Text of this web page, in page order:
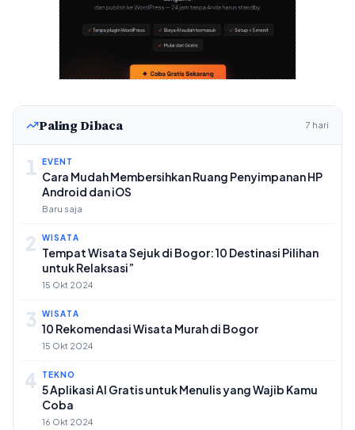
Paling Dibaca 7 hari
1 EVENT
Cara Mudah Membersihkan Ruang Penyimpanan HP
Android dan iOS
Baru saja
2 WISATA
Tempat Wisata Sejuk di Bogor: 10 Destinasi Pilihan
untuk Relaksasi”
15 Okt 2024
3 WISATA
10 Rekomendasi Wisata Murah di Bogor
15 Okt 2024
4 TEKNO
5 Aplikasi AI Gratis untuk Menulis yang Wajib Kamu
Coba
16 Okt 2024